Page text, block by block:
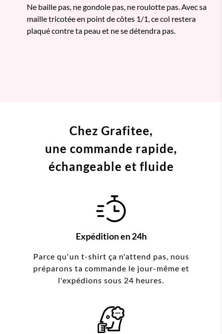
Ne baille pas, ne gondole pas, ne roulotte pas. Avec sa
maille tricotée en point de côtes 1/1, ce col restera
plaqué contre ta peau et ne se détendra pas.
Chez Grafitee,
une commande rapide,
échangeable et fluide
Expédition en 24h
Parce qu'un t-shirt ça n'attend pas, nous
préparons ta commande le jour-même et
l'expédions sous 24 heures.